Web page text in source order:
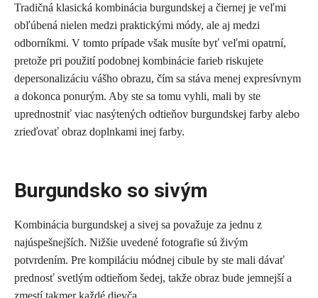
Tradičná klasická kombinácia burgundskej a čiernej je veľmi
obľúbená nielen medzi praktickými módy, ale aj medzi
odborníkmi. V tomto prípade však musíte byť veľmi opatrní,
pretože pri použití podobnej kombinácie farieb riskujete
depersonalizáciu vášho obrazu, čím sa stáva menej expresívnym
a dokonca ponurým. Aby ste sa tomu vyhli, mali by ste
uprednostniť viac nasýtených odtieňov burgundskej farby alebo
zrieďovať obraz doplnkami inej farby.
Burgundsko so sivým
Kombinácia burgundskej a sivej sa považuje za jednu z
najúspešnejších. Nižšie uvedené fotografie sú živým
potvrdením. Pre kompiláciu módnej cibule by ste mali dávať
prednosť svetlým odtieňom šedej, takže obraz bude jemnejší a
zmestí takmer každé dievča.